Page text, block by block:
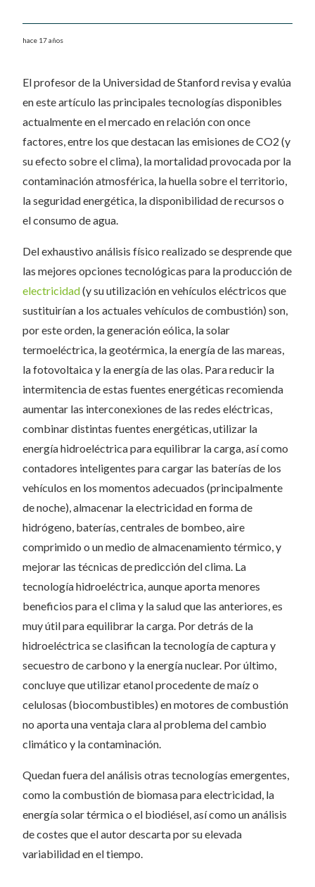
hace 17 años
El profesor de la Universidad de Stanford revisa y evalúa
en este artículo las principales tecnologías disponibles
actualmente en el mercado en relación con once
factores, entre los que destacan las emisiones de CO2 (y
su efecto sobre el clima), la mortalidad provocada por la
contaminación atmosférica, la huella sobre el territorio,
la seguridad energética, la disponibilidad de recursos o
el consumo de agua.
Del exhaustivo análisis físico realizado se desprende que
las mejores opciones tecnológicas para la producción de
electricidad(y su utilización en vehículos eléctricos que
sustituirían a los actuales vehículos de combustión) son,
por este orden, la generación eólica, la solar
termoeléctrica, la geotérmica, la energía de las mareas,
la fotovoltaica y la energía de las olas. Para reducir la
intermitencia de estas fuentes energéticas recomienda
aumentar las interconexiones de las redes eléctricas,
combinar distintas fuentes energéticas, utilizar la
energía hidroeléctrica para equilibrar la carga, así como
contadores inteligentes para cargar las baterías de los
vehículos en los momentos adecuados (principalmente
de noche), almacenar la electricidad en forma de
hidrógeno, baterías, centrales de bombeo, aire
comprimido o un medio de almacenamiento térmico, y
mejorar las técnicas de predicción del clima. La
tecnología hidroeléctrica, aunque aporta menores
beneficios para el clima y la salud que las anteriores, es
muy útil para equilibrar la carga. Por detrás de la
hidroeléctrica se clasifican la tecnología de captura y
secuestro de carbono y la energía nuclear. Por último,
concluye que utilizar etanol procedente de maíz o
celulosas (biocombustibles) en motores de combustión
no aporta una ventaja clara al problema del cambio
climático y la contaminación.
Quedan fuera del análisis otras tecnologías emergentes,
como la combustión de biomasa para electricidad, la
energía solar térmica o el biodiésel, así como un análisis
de costes que el autor descarta por su elevada
variabilidad en el tiempo.